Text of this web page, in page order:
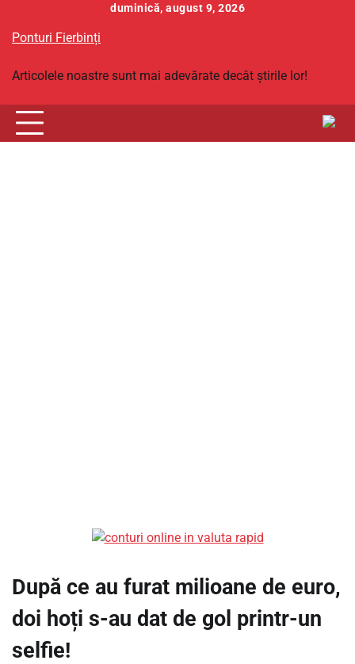
content
duminică, august 9, 2026
Ponturi Fierbinți
Articolele noastre sunt mai adevărate decât știrile lor!
După ce au furat milioane de euro,
doi hoți s-au dat de gol printr-un
selfie!